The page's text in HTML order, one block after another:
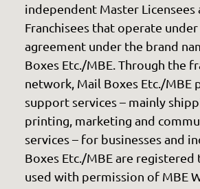
independent Master Licensees
Franchisees that operate
agreement under the brand
Boxes Etc./MBE. Through the
network, Mail Boxes Etc./MBE
support services – mainly
printing, marketing and
services – for businesses and
Boxes Etc./MBE are registered
used with permission of MBE